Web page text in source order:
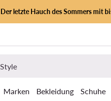
Der letzte Hauch des Sommers mit
Marken Bekleidung Schuhe